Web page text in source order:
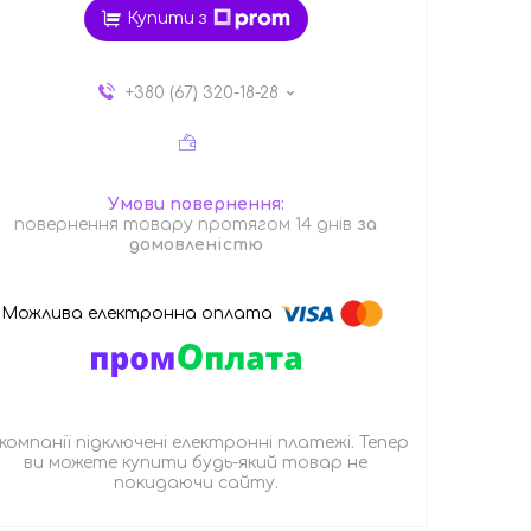
Купити з
+380 (67) 320-18-28
повернення товару протягом 14 днів за
домовленістю
підключені електронні платежі. Тепер
ви можете купити будь-який товар не
покидаючи сайту.